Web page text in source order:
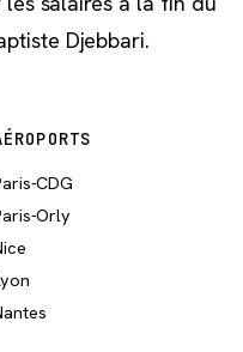
Djebbari.
CDG
Orly